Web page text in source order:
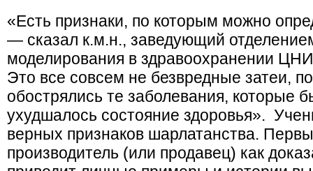
«Есть признаки, по которым можно
— сказал к.м.н., заведующий
моделирования в здравоохранении
Это все совсем не безвредные затеи,
обострялись те заболевания, которые
ухудшалось состояние здоровья».
верных признаков шарлатанства.
производитель (или продавец) как